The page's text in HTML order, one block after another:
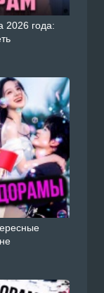
2026 года: